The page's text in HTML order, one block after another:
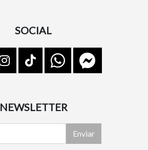
SOCIAL
NEWSLETTER
Enviar